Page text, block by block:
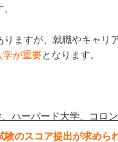
ますが、就職やキャリ
学が重要となります。
ハーバード大学、コロ
のスコア提出が求められ